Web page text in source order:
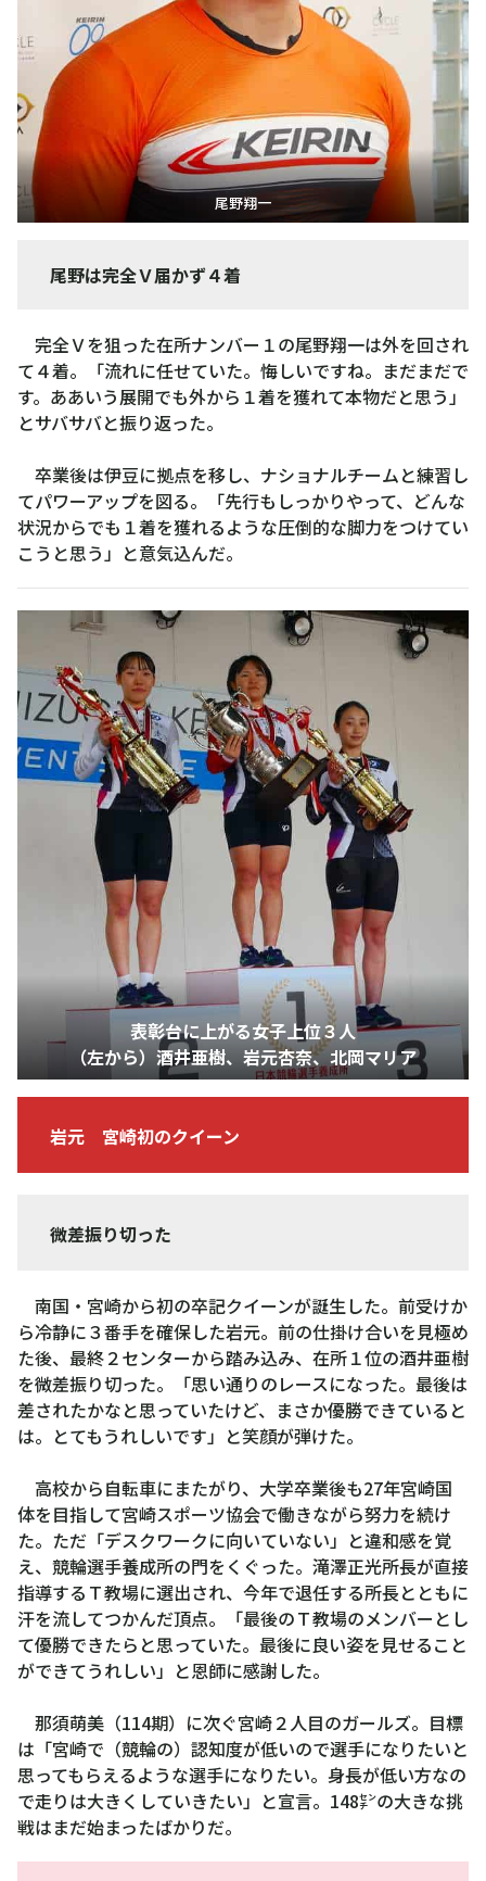
尾野翔一
尾野は完全Ｖ届かず４着
完全Ｖを狙った在所ナンバー１の尾野翔一は外を回され
て４着。「流れに任せていた。悔しいですね。まだまだで
す。ああいう展開でも外から１着を獲れて本物だと思う」
とサバサバと振り返った。
卒業後は伊豆に拠点を移し、ナショナルチームと練習し
てパワーアップを図る。「先行もしっかりやって、どんな
状況からでも１着を獲れるような圧倒的な脚力をつけてい
こうと思う」と意気込んだ。
表彰台に上がる女子上位３人
（左から）酒井亜樹、岩元杏奈、北岡マリア
岩元 宮崎初のクイーン
微差振り切った
南国・宮崎から初の卒記クイーンが誕生した。前受けか
ら冷静に３番手を確保した岩元。前の仕掛け合いを見極め
た後、最終２センターから踏み込み、在所１位の酒井亜樹
を微差振り切った。「思い通りのレースになった。最後は
差されたかなと思っていたけど、まさか優勝できていると
は。とてもうれしいです」と笑顔が弾けた。
高校から自転車にまたがり、大学卒業後も27年宮崎国
体を目指して宮崎スポーツ協会で働きながら努力を続け
た。ただ「デスクワークに向いていない」と違和感を覚
え、競輪選手養成所の門をくぐった。滝澤正光所長が直接
指導するＴ教場に選出され、今年で退任する所長とともに
汗を流してつかんだ頂点。「最後のＴ教場のメンバーとし
て優勝できたらと思っていた。最後に良い姿を見せること
ができてうれしい」と恩師に感謝した。
那須萌美（114期）に次ぐ宮崎２人目のガールズ。目標
は「宮崎で（競輪の）認知度が低いので選手になりたいと
思ってもらえるような選手になりたい。身長が低い方なの
で走りは大きくしていきたい」と宣言。148㌢の大きな挑
戦はまだ始まったばかりだ。